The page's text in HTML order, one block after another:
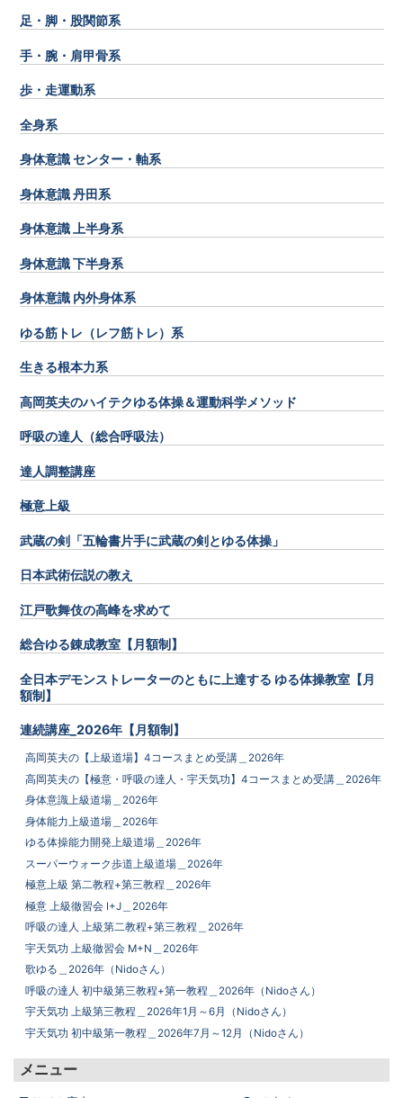
画面をクリックすると元に戻ります。
足・脚・股関節系
手・腕・肩甲骨系
歩・走運動系
全身系
身体意識 センター・軸系
身体意識 丹田系
身体意識 上半身系
身体意識 下半身系
身体意識 内外身体系
ゆる筋トレ（レフ筋トレ）系
生きる根本力系
高岡英夫のハイテクゆる体操＆運動科学メソッド
呼吸の達人（総合呼吸法）
達人調整講座
極意上級
武蔵の剣「五輪書片手に武蔵の剣とゆる体操」
日本武術伝説の教え
江戸歌舞伎の高峰を求めて
総合ゆる錬成教室【月額制】
全日本デモンストレーターのともに上達する ゆる体操教室【月
額制】
連続講座_2026年【月額制】
高岡英夫の【上級道場】4コースまとめ受講＿2026年
高岡英夫の【極意・呼吸の達人・宇天気功】4コースまとめ受講＿2026年
身体意識上級道場＿2026年
身体能力上級道場＿2026年
ゆる体操能力開発上級道場＿2026年
スーパーウォーク歩道上級道場＿2026年
極意上級 第二教程+第三教程＿2026年
極意 上級徹習会 I+J＿2026年
呼吸の達人 上級第二教程+第三教程＿2026年
宇天気功 上級徹習会 M+N＿2026年
歌ゆる＿2026年（Nidoさん）
呼吸の達人 初中級第三教程+第一教程＿2026年（Nidoさん）
宇天気功 上級第三教程＿2026年1月～6月（Nidoさん）
宇天気功 初中級第一教程＿2026年7月～12月（Nidoさん）
メニュー